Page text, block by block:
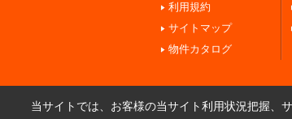
利用規約
サイトマップ
物件カタログ
当サイトでは、お客様の当サイト利用状況把握、